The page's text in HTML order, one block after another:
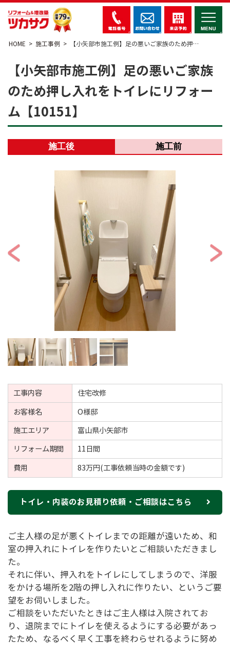
HOME 施工事例 【小矢部市施工例】足の悪いご家族のため押…
【小矢部市施工例】足の悪いご家族
のため押し入れをトイレにリフォー
ム【10151】
施工後 施工前
工事内容 住宅改修
お客様名 O様邸
施工エリア 富山県小矢部市
リフォーム期間 11日間
費用 83万円(工事依頼当時の金額です)
トイレ・内装のお見積り依頼・ご相談はこちら
ご主人様の足が悪くトイレまでの距離が遠いため、和
室の押入れにトイレを作りたいとご相談いただきまし
た。
それに伴い、押入れをトイレにしてしまうので、洋服
をかける場所を2階の押し入れに作りたい、というご要
望をお伺いしました。
ご相談をいただいたときはご主人様は入院されてお
り、退院までにトイレを使えるようにする必要があっ
たため、なるべく早く工事を終わらせれるように努め